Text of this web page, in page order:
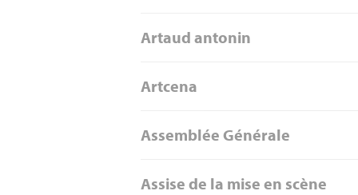
Artaud antonin
Artcena
Assemblée Générale
Assise de la mise en scène